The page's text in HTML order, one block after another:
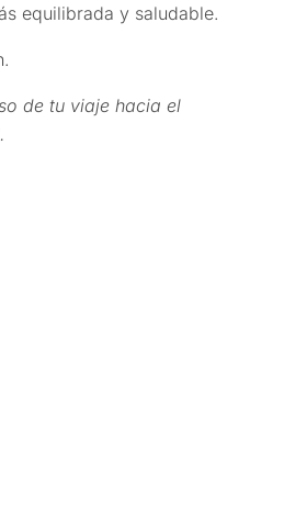
equilibrada y saludable.
de tu viaje hacia el